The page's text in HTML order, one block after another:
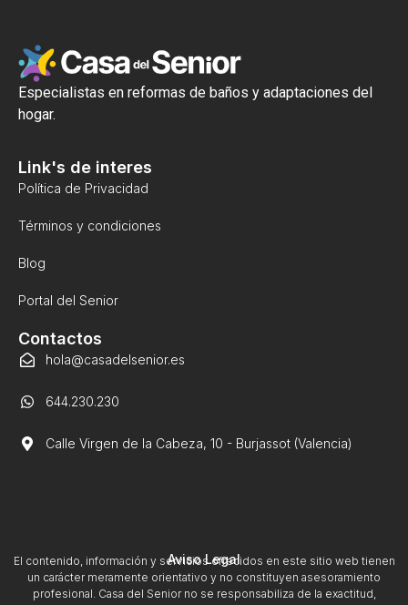
Especialistas en reformas de baños y adaptaciones del
hogar.
Link's de interes
Política de Privacidad
Términos y condiciones
Blog
Portal del Senior
Contactos
hola@casadelsenior.es
644.230.230
Calle Virgen de la Cabeza, 10 - Burjassot (Valencia)
Aviso Legal
El contenido, información y servicios ofrecidos en este sitio web tienen
un carácter meramente orientativo y no constituyen asesoramiento
profesional. Casa del Senior no se responsabiliza de la exactitud,